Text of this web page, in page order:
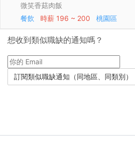
微笑香菇肉飯
餐飲
時薪 196 ~ 200 桃園區
想收到類似職缺的通知嗎？